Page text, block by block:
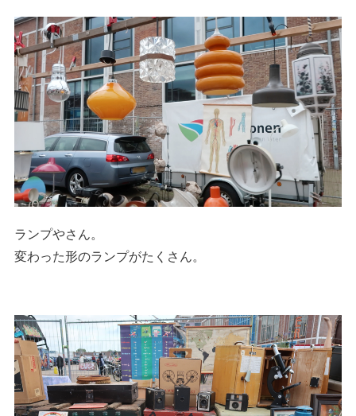
ランプやさん。
変わった形のランプがたくさん。